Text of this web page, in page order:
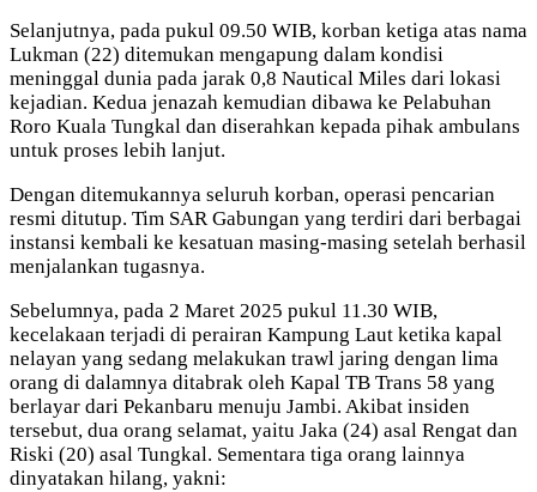
Selanjutnya, pada pukul 09.50 WIB, korban ketiga atas nama
Lukman (22) ditemukan mengapung dalam kondisi
meninggal dunia pada jarak 0,8 Nautical Miles dari lokasi
kejadian. Kedua jenazah kemudian dibawa ke Pelabuhan
Roro Kuala Tungkal dan diserahkan kepada pihak ambulans
untuk proses lebih lanjut.
Dengan ditemukannya seluruh korban, operasi pencarian
resmi ditutup. Tim SAR Gabungan yang terdiri dari berbagai
instansi kembali ke kesatuan masing-masing setelah berhasil
menjalankan tugasnya.
Sebelumnya, pada 2 Maret 2025 pukul 11.30 WIB,
kecelakaan terjadi di perairan Kampung Laut ketika kapal
nelayan yang sedang melakukan trawl jaring dengan lima
orang di dalamnya ditabrak oleh Kapal TB Trans 58 yang
berlayar dari Pekanbaru menuju Jambi. Akibat insiden
tersebut, dua orang selamat, yaitu Jaka (24) asal Rengat dan
Riski (20) asal Tungkal. Sementara tiga orang lainnya
dinyatakan hilang, yakni: